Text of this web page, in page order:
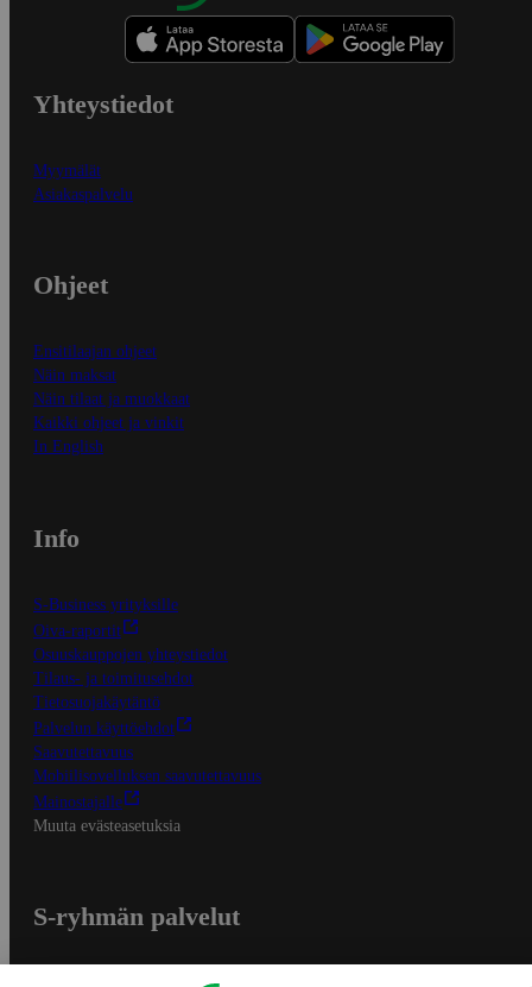
Yhteystiedot
Myymälät
Asiakaspalvelu
Ohjeet
Ensitilaajan ohjeet
Näin maksat
Näin tilaat ja muokkaat
Kaikki ohjeet ja vinkit
In English
Info
S-Business yrityksille
Oiva-raportit
Osuuskauppojen yhteystiedot
Tilaus- ja toimitusehdot
Tietosuojakäytäntö
Palvelun käyttöehdot
Saavutettavuus
Mobiilisovelluksen saavutettavuus
Mainostajalle
Muuta evästeasetuksia
S-ryhmän palvelut